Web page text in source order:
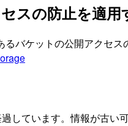
スの防止を適
バケットの公開アクセ
しています。情報が古い